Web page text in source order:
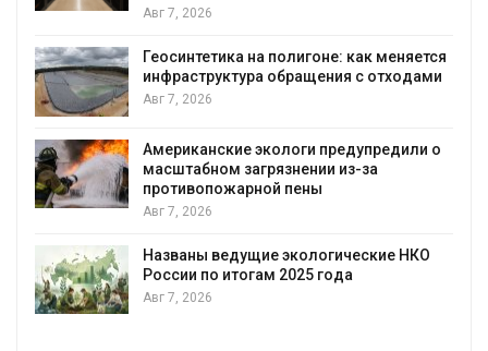
Авг 7, 2026
Геосинтетика на полигоне: как меняется
инфраструктура обращения с отходами
Авг 7, 2026
Американские экологи предупредили о
масштабном загрязнении из-за
противопожарной пены
Авг 7, 2026
Названы ведущие экологические НКО
России по итогам 2025 года
Авг 7, 2026